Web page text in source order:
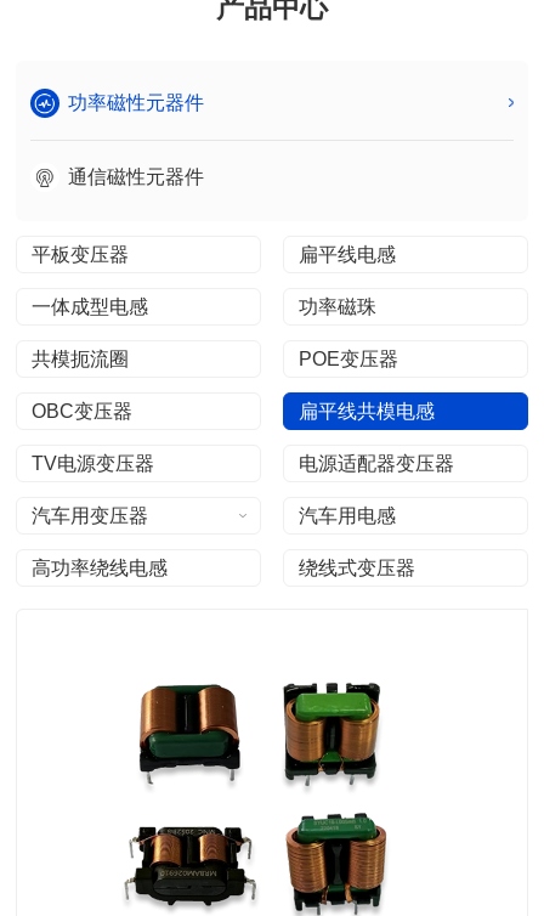
产品中心
功率磁性元器件
通信磁性元器件
平板变压器 扁平线电感
一体成型电感 功率磁珠
共模扼流圈 POE变压器
OBC变压器 扁平线共模电感
TV电源变压器 电源适配器变压器
汽车用变压器 汽车用电感
高功率绕线电感 绕线式变压器